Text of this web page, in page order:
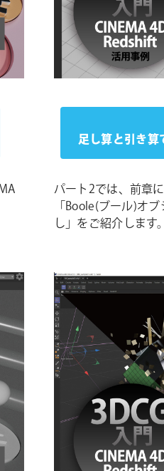
足し算と引き算
パート2では、前章
「Boole(ブール)オ
し」をご紹介します。